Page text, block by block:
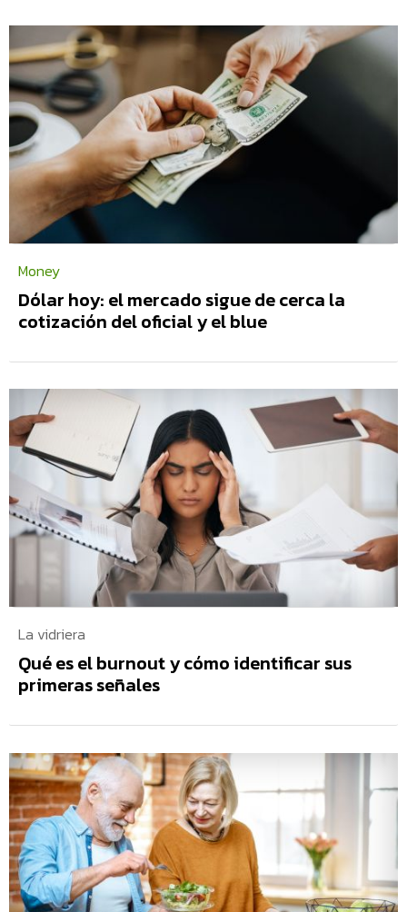
Money
Dólar hoy: el mercado sigue de cerca la
cotización del oficial y el blue
La vidriera
Qué es el burnout y cómo identificar sus
primeras señales